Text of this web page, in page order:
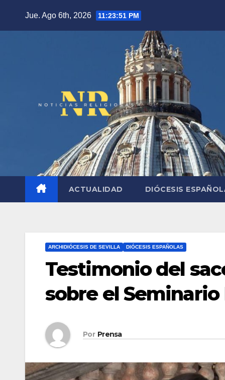
Jue. Ago 6th, 2026 11:23:52 PM
ACTUALIDAD DIÓCESIS
ARCHIDIÓCESIS DE SEVILLA DIÓCESIS ESPAÑOLAS
Testimonio del
sobre el
Por Prensa